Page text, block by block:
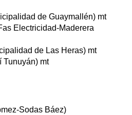
de Guaymallén) mt
Electricidad-Maderera
de Las Heras) mt
Tunuyán) mt
Sodas Báez)